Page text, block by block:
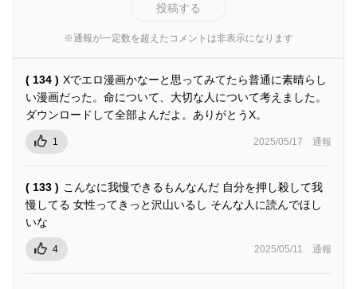
投稿する
※通報が一定数を超えたコメントは非表示になります
( 134 ) Xでエロ漫画かなーと思ってみてたら普通に素晴らし
い漫画だった。命について、大切な人について考えました。
ダウンロードして全部よんだよ。ありがとうX。
1 2025/05/17 通報
( 133 ) こんなに我慢できるもんなんだ 自分を押し殺して我
慢してる 女性ってきっと沢山いるし そんな人に読んでほし
いな
4 2025/05/11 通報